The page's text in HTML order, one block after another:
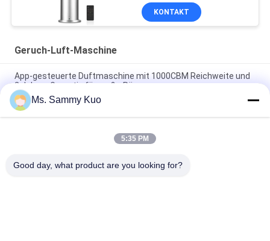
KONTAKT
Geruch-Luft-Maschine
App-gesteuerte Duftmaschine mit 1000CBM Reichweite und
2 Jahren Garantie für große Räume
App-gesteuerte Duftluftmaschine mit 500CBM-Abdeckung
und langlebiger Metallhülle für kommerzielle Verwendung
WIFI 4G APP Steuerung 150ml Kapazität Leiser Betrieb Duft
Ms. Sammy Kuo
5:35 PM
Good day, what product are you looking for?